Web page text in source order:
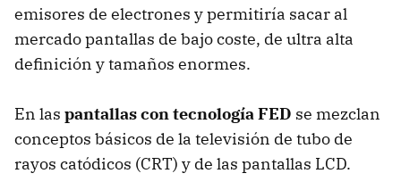
emisores de electrones y permitiría sacar al
mercado pantallas de bajo coste, de ultra alta
definición y tamaños enormes.
En las pantallas con tecnología FED se mezclan
conceptos básicos de la televisión de tubo de
rayos catódicos (CRT) y de las pantallas LCD.